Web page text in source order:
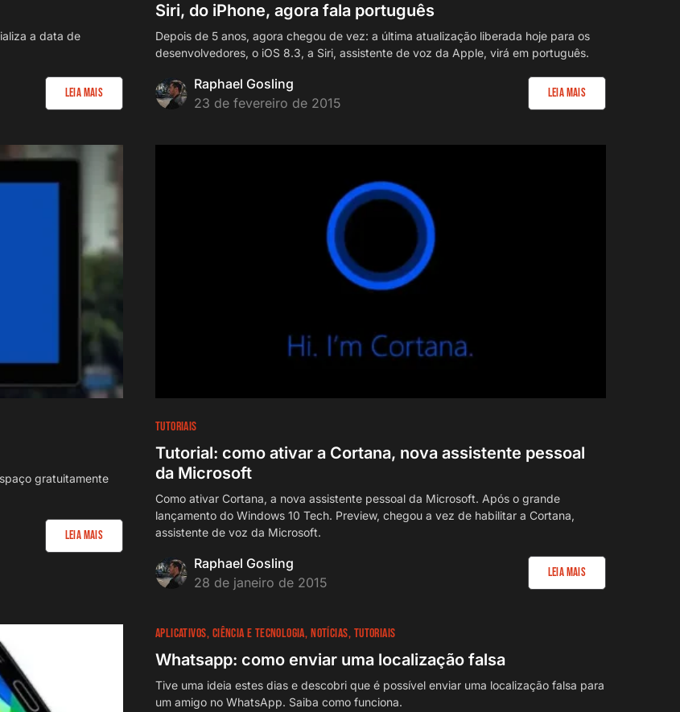
a data de
Leia Mais
Siri, do iPhone, agora fala português
Depois de 5 anos, agora chegou de vez: a última atualização liberada hoje para os
desenvolvedores, o iOS 8.3, a Siri, assistente de voz da Apple, virá em português.
Raphael Gosling
23 de fevereiro de 2015
Leia Mais
gratuitamente
Leia Mais
TUTORIAIS
Tutorial: como ativar a Cortana, nova assistente pessoal
da Microsoft
Como ativar Cortana, a nova assistente pessoal da Microsoft. Após o grande
lançamento do Windows 10 Tech. Preview, chegou a vez de habilitar a Cortana,
assistente de voz da Microsoft.
Raphael Gosling
28 de janeiro de 2015
Leia Mais
APLICATIVOS CIÊNCIA E TECNOLOGIA NOTÍCIAS TUTORIAIS
Whatsapp: como enviar uma localização falsa
Tive uma ideia estes dias e descobri que é possível enviar uma localização falsa para
um amigo no WhatsApp. Saiba como funciona.